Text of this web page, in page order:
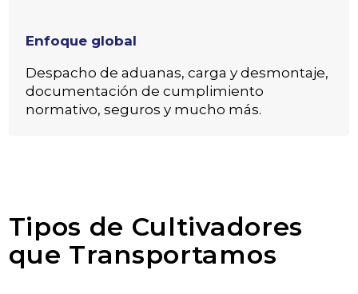
Enfoque global
Despacho de aduanas, carga y desmontaje,
documentación de cumplimiento
normativo, seguros y mucho más.
Tipos de Cultivadores
que Transportamos